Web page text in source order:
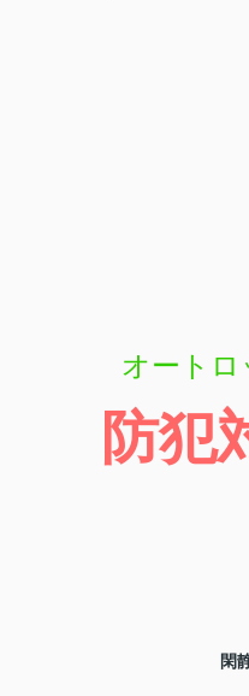
オートロ
防犯
閑